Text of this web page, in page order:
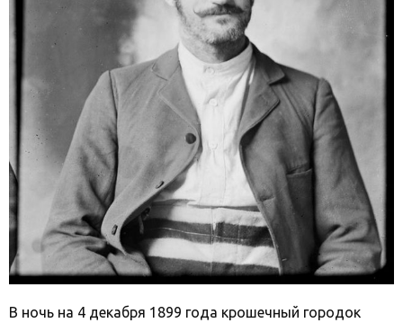
В ночь на 4 декабря 1899 года крошечный городок